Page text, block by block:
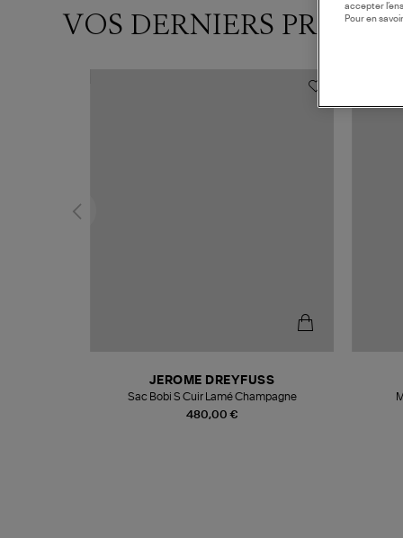
VOS DERNIERS
480,00 €
JEROME DREYFUSS
Sac Bobi S Cuir Lamé Champagne
accepter
Pour en